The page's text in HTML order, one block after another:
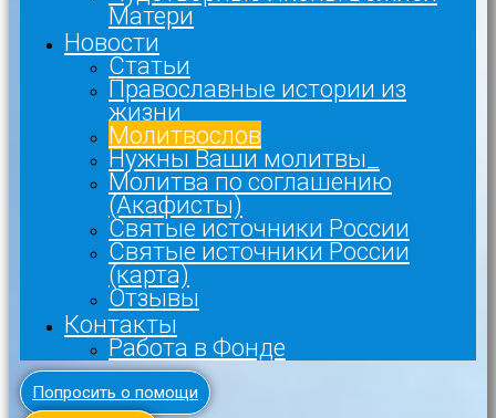
Матери
Новости
Статьи
Православные истории из
жизни
Молитвослов
Нужны Ваши молитвы_
Молитва по соглашению
(Акафисты)
Святые источники России
Святые источники России
(карта)
Отзывы
Контакты
Работа в Фонде
Попросить о помощи